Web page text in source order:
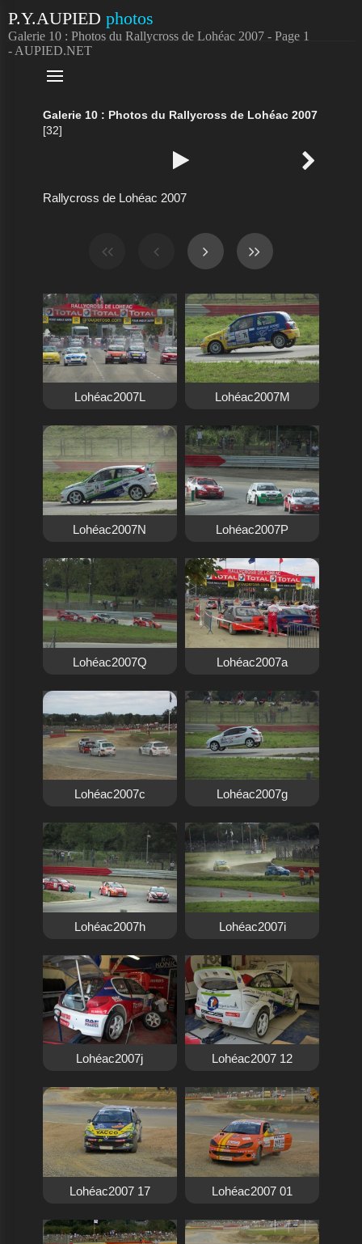
P.Y.AUPIED photos
Galerie 10 : Photos du Rallycross de Lohéac 2007 - Page 1
- AUPIED.NET

Galerie 10 : Photos du Rallycross de Lohéac 2007
[32]
 
Rallycross de Lohéac 2007
Lohéac2007L Lohéac2007M
Lohéac2007N Lohéac2007P
Lohéac2007Q Lohéac2007a
Lohéac2007c Lohéac2007g
Lohéac2007h Lohéac2007i
Lohéac2007j Lohéac2007 12
Lohéac2007 17 Lohéac2007 01